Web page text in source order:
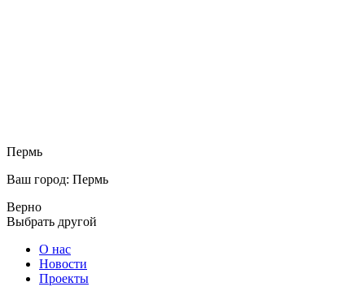
Пермь
Ваш город: Пермь
Верно
Выбрать другой
О нас
Новости
Проекты